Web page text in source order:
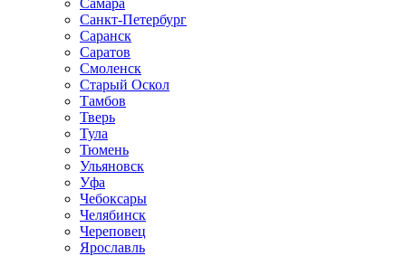
Самара
Санкт‑Петербург
Саранск
Саратов
Смоленск
Старый Оскол
Тамбов
Тверь
Тула
Тюмень
Ульяновск
Уфа
Чебоксары
Челябинск
Череповец
Ярославль